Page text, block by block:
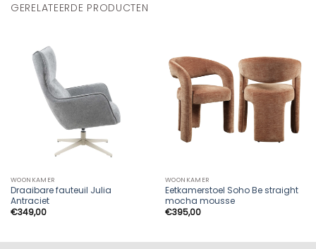
GERELATEERDE PRODUCTEN
WOONKAMER
Draaibare fauteuil Julia
Antraciet
€349,00
WOONKAMER
Eetkamerstoel Soho Be straight
mocha mousse
€395,00